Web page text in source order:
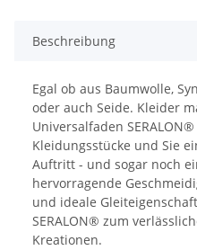
Beschreibung
Egal ob aus Baumwolle,
oder auch Seide. Kleider
Universalfaden
Kleidungsstücke und Sie
Auftritt - und sogar noch
hervorragende
und ideale
SERALON® zum
Kreationen.